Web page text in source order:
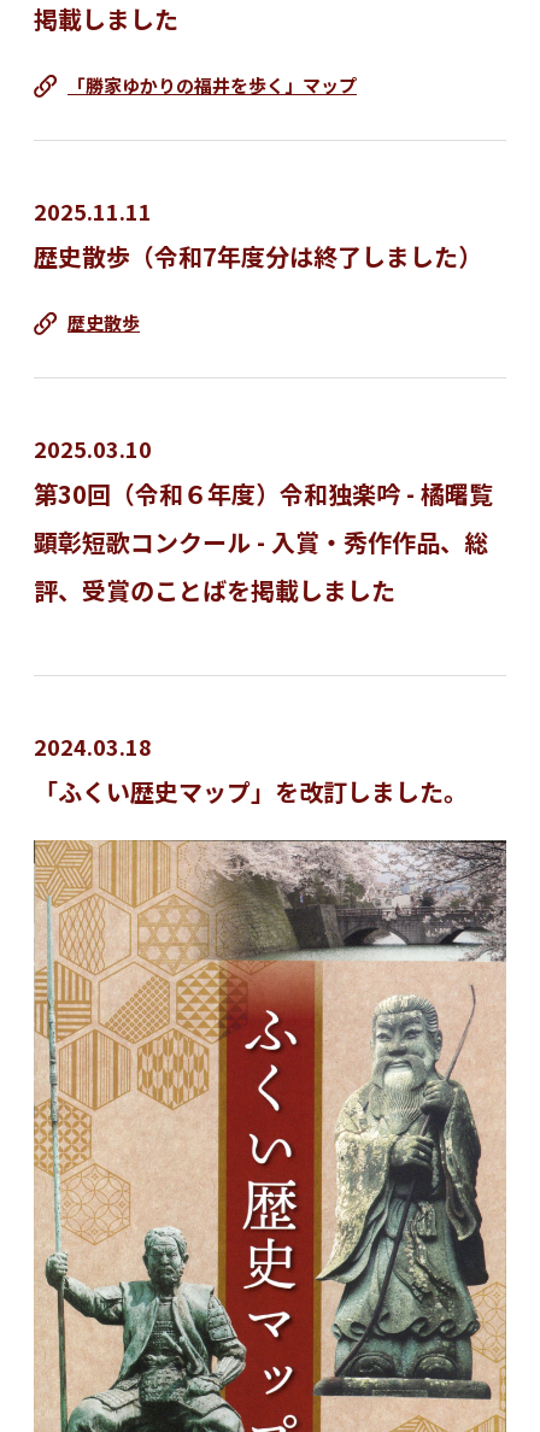
掲載しました
「勝家ゆかりの福井を歩く」マップ
2025.11.11
歴史散歩（令和7年度分は終了しました）
歴史散歩
2025.03.10
第30回（令和６年度）令和独楽吟 - 橘曙覧
顕彰短歌コンクール - 入賞・秀作作品、総
評、受賞のことばを掲載しました
2024.03.18
「ふくい歴史マップ」を改訂しました。